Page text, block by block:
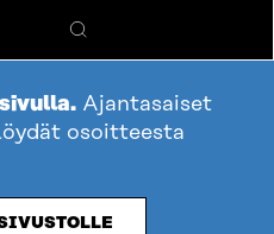
Hae
Ajantasaiset
osoitteesta